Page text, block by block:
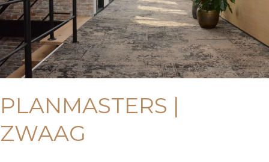
PLANMASTERS |
ZWAAG